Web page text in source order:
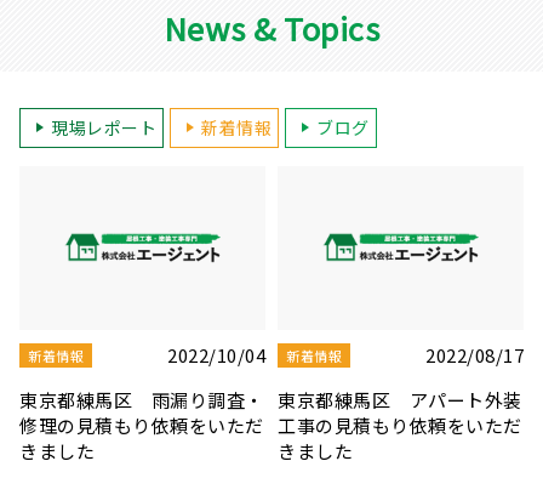
News & Topics
現場レポート 新着情報 ブログ
新着情報
2022/07/07
東京都板橋区 屋根・天窓補
修工事の見積もり依頼をいた
だきました
新着情報
2022/07/02
東京都練馬区 屋根・外壁塗
装・ベランダ防水の見積もり
依頼をいただきました